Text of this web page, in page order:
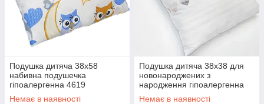
Подушка дитяча 38х58
набивна подушечка
гіпоалергенна 4619
Блакитний
Немає в наявності
Подушка дитяча 38х38 для
новонароджених з
народження гіпоалергенна
4559 Білий
Немає в наявності